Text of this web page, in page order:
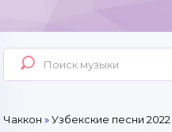
Чаккон »Узбекские песни 2022